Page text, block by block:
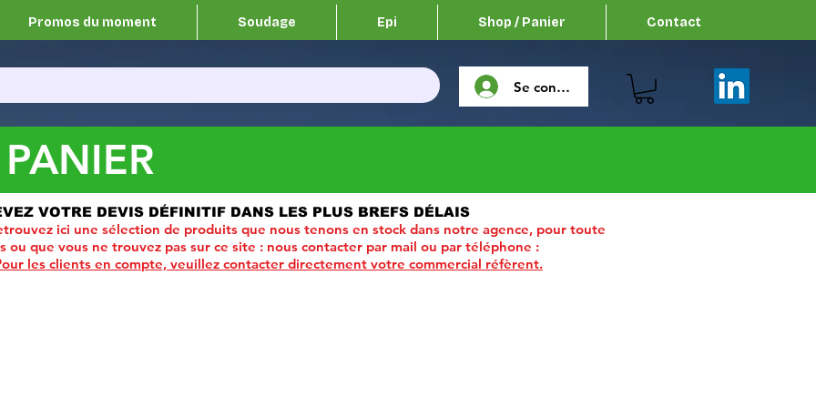
Promos du moment Soudage Epi Shop / Panier Contact
Se connecter
VOTRE DEVIS DÉFINITIF DANS LES PLUS BREFS DÉLAIS
ici une sélection de produits que nous tenons en stock dans notre agence, pour toute
que vous ne trouvez pas sur ce site : nous contacter par mail ou par téléphone :
les clients en compte, veuillez contacter directement votre commercial réfèrent.